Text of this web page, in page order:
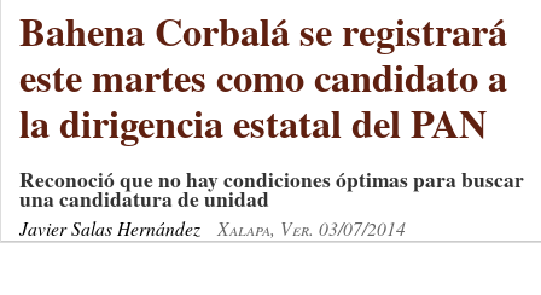
Bahena Corbalá se registrará
este martes como candidato a
la dirigencia estatal del PAN
Reconoció que no hay condiciones óptimas para buscar
una candidatura de unidad
Javier Salas Hernández Xalapa, Ver. 03/07/2014